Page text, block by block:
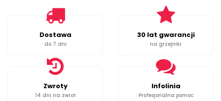
Dostawa
do 7 dni
30 lat gwarancji
na grzejniki
Zwroty
14 dni na zwrot
Infolinia
Profesjonalna pomoc